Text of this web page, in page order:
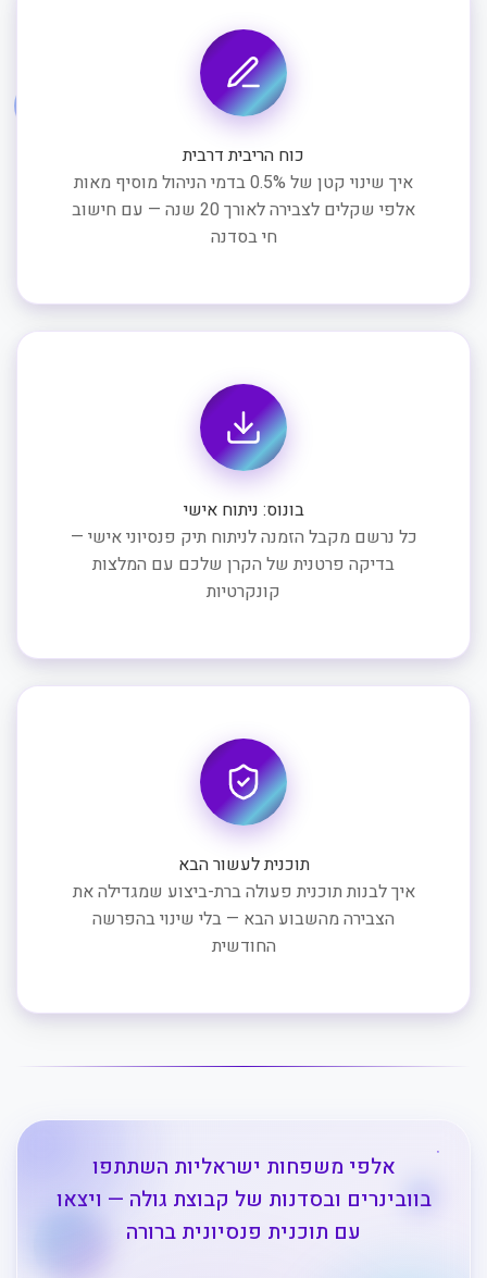
כוח הריבית דרבית
איך שינוי קטן של 0.5% בדמי הניהול מוסיף מאות
אלפי שקלים לצבירה לאורך 20 שנה — עם חישוב
חי בסדנה
בונוס: ניתוח אישי
כל נרשם מקבל הזמנה לניתוח תיק פנסיוני אישי —
בדיקה פרטנית של הקרן שלכם עם המלצות
קונקרטיות
תוכנית לעשור הבא
איך לבנות תוכנית פעולה ברת-ביצוע שמגדילה את
הצבירה מהשבוע הבא — בלי שינוי בהפרשה
החודשית
אלפי משפחות ישראליות השתתפו
בוובינרים ובסדנות של קבוצת גולה — ויצאו
עם תוכנית פנסיונית ברורה